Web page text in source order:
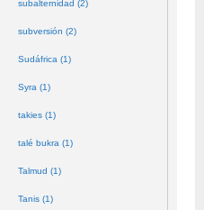
subalternidad (2)
subversión (2)
Sudáfrica (1)
Syra (1)
takies (1)
talé bukra (1)
Talmud (1)
Tanis (1)